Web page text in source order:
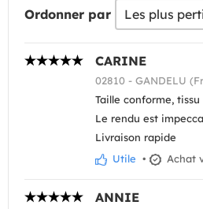
Ordonner par
CARINE
02810 - GANDELU
Taille conforme,
Le rendu est
Livraison rapide
Utile • Achat
ANNIE